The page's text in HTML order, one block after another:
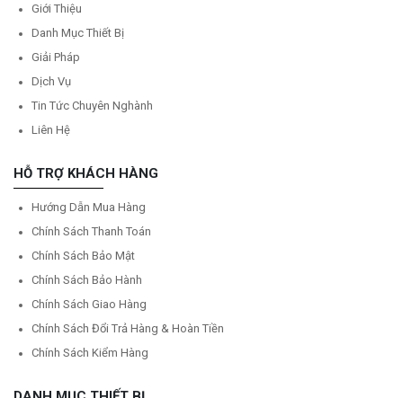
Giới Thiệu
Danh Mục Thiết Bị
Giải Pháp
Dịch Vụ
Tin Tức Chuyên Nghành
Liên Hệ
HỖ TRỢ KHÁCH HÀNG
Hướng Dẫn Mua Hàng
Chính Sách Thanh Toán
Chính Sách Bảo Mật
Chính Sách Bảo Hành
Chính Sách Giao Hàng
Chính Sách Đổi Trả Hàng & Hoàn Tiền
Chính Sách Kiểm Hàng